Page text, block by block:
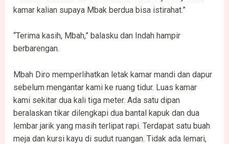
kamar kalian supaya Mbak berdua bisa istirahat.”
“Terima kasih, Mbah,” balasku dan Indah hampir
berbarengan.
Mbah Diro memperlihatkan letak kamar mandi dan dapur
sebelum mengantar kami ke ruang tidur. Luas kamar
kami sekitar dua kali tiga meter. Ada satu dipan
beralaskan tikar dilengkapi dua bantal kapuk dan dua
lembar jarik yang masih terlipat rapi. Terdapat satu buah
meja dan kursi kayu di sudut ruangan. Tidak ada lemari,